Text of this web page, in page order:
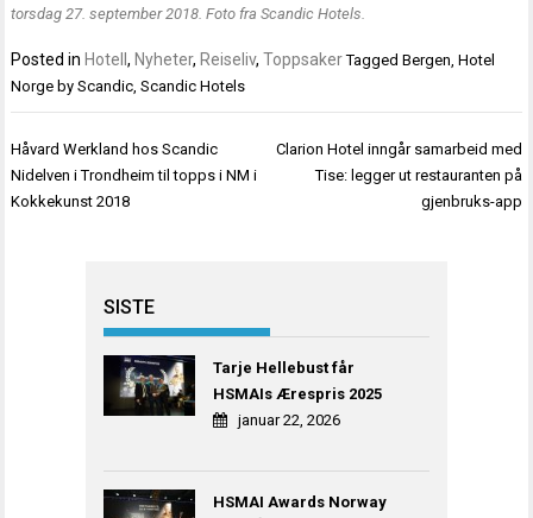
torsdag 27. september 2018. Foto fra Scandic Hotels.
Posted in Hotell, Nyheter, Reiseliv,Toppsaker TaggedBergen,Hotel
Norge by Scandic,Scandic Hotels
Innleggsnavigasjon
Håvard Werkland hos Scandic
Nidelven i Trondheim til topps i NM i
Kokkekunst 2018
Clarion Hotel inngår samarbeid med
Tise: legger ut restauranten på
gjenbruks-app
SISTE
Tarje Hellebust får
HSMAIs Ærespris 2025
januar 22, 2026
HSMAI Awards Norway